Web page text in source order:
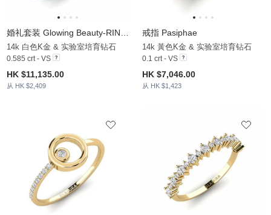
14k 白色K金 & 实验室培育钻石
0.585 crt - VS
HK $11,135.00
从 HK $2,409
戒指 Pasiphae
14k 黃色K金 & 实验室培育钻石
0.1 crt - VS
HK $7,046.00
从 HK $1,423